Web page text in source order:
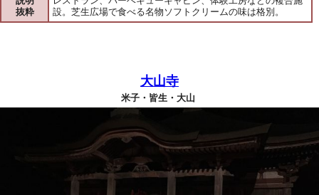
抜粋
設。芝生広場で食べる名物ソフトクリームの味は格別。
大山寺
米子・皆生・大山